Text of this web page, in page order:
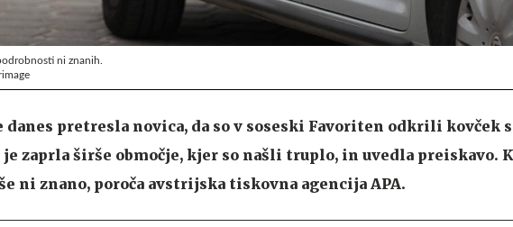
ni znanih.
danes pretresla novica, da so v soseski Favoriten odkrili kovček
zaprla širše območje, kjer so našli truplo, in uvedla preiskavo.
ni znano, poroča avstrijska tiskovna agencija APA.